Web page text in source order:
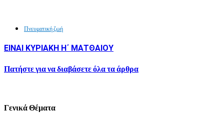
Πνευματική ζωή
ΕΙΝΑΙ ΚΥΡΙΑΚΗ Η΄ ΜΑΤΘΑΙΟΥ
Πατήστε για να διαβάσετε όλα τα άρθρα
Γενικά Θέματα